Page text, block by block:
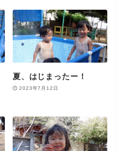
夏、はじまったー！
2023年7月12日